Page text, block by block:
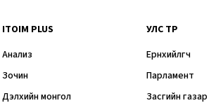
ITOIM PLUS
Анализ
Зочин
Дэлхийн монгол
УЛС ТӨР
Ерөнхийлөгч
Парламент
Засгийн газар